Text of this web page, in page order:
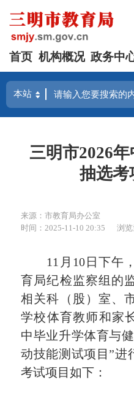
首页 机构概况 政务中
三明市2026
抽选考
来源：市教育局办公室
时间：2025-11-10 20:35
浏
11月10日下午，
育局纪检监察组的
相关科（股）室、
学校体育教师和家
中毕业升学体育与
动技能测试项目”进
考试项目如下：